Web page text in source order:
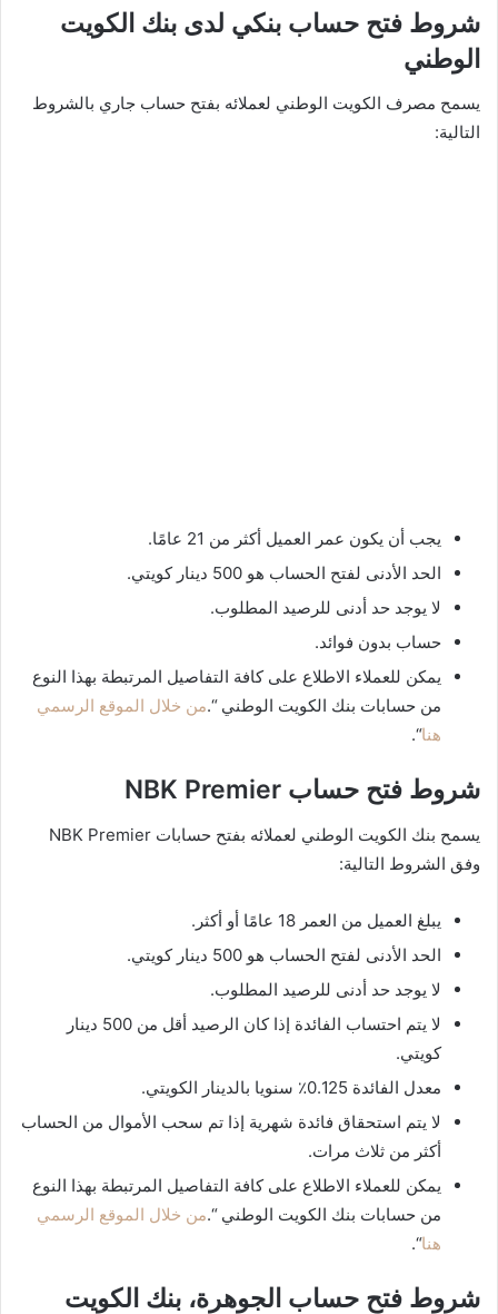
شروط فتح حساب بنكي لدى بنك الكويت
الوطني
يسمح مصرف الكويت الوطني لعملائه بفتح حساب جاري بالشروط
التالية:
يجب أن يكون عمر العميل أكثر من 21 عامًا.
الحد الأدنى لفتح الحساب هو 500 دينار كويتي.
لا يوجد حد أدنى للرصيد المطلوب.
حساب بدون فوائد.
يمكن للعملاء الاطلاع على كافة التفاصيل المرتبطة بهذا النوع
من حسابات بنك الكويت الوطني “.من خلال الموقع الرسمي
هنا“.
شروط فتح حساب NBK Premier
يسمح بنك الكويت الوطني لعملائه بفتح حسابات NBK Premier
وفق الشروط التالية:
يبلغ العميل من العمر 18 عامًا أو أكثر.
الحد الأدنى لفتح الحساب هو 500 دينار كويتي.
لا يوجد حد أدنى للرصيد المطلوب.
لا يتم احتساب الفائدة إذا كان الرصيد أقل من 500 دينار
كويتي.
معدل الفائدة 0.125٪ سنويا بالدينار الكويتي.
لا يتم استحقاق فائدة شهرية إذا تم سحب الأموال من الحساب
أكثر من ثلاث مرات.
يمكن للعملاء الاطلاع على كافة التفاصيل المرتبطة بهذا النوع
من حسابات بنك الكويت الوطني “.من خلال الموقع الرسمي
هنا“.
شروط فتح حساب الجوهرة، بنك الكويت